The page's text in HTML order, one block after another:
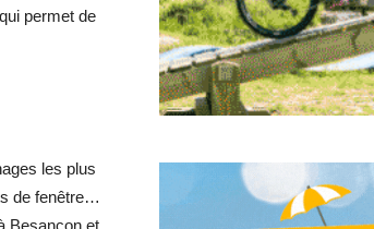
permet de
les plus
de fenêtre…
Besançon et